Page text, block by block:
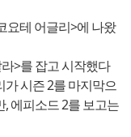
요테 어글리>에 나왔
>를 잡고 시작했다
가 시즌 2를 마지막으
, 에피소드 2를 보고는